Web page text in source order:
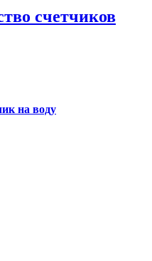
счетчиков
на воду